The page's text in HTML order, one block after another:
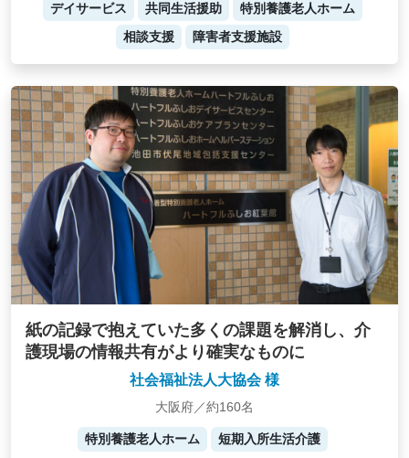
デイサービス 共同生活援助
特別養護老人ホーム
相談支援
障害者支援施設
紙の記録で抱えていた多くの課題を解消し、介
護現場の情報共有がより確実なものに
社会福祉法人大協会 様
大阪府／約160名
特別養護老人ホーム 短期入所生活介護